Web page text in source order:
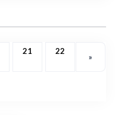
21 22
»